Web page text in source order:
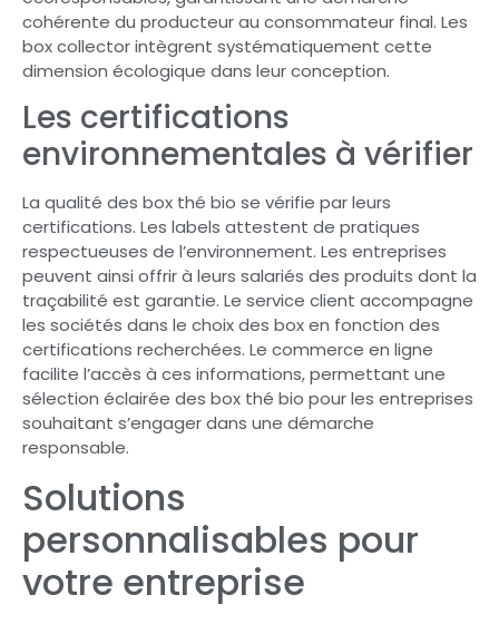
cohérente du producteur au consommateur final. Les
box collector intègrent systématiquement cette
dimension écologique dans leur conception.
Les certifications
environnementales à vérifier
La qualité des box thé bio se vérifie par leurs
certifications. Les labels attestent de pratiques
respectueuses de l’environnement. Les entreprises
peuvent ainsi offrir à leurs salariés des produits dont la
traçabilité est garantie. Le service client accompagne
les sociétés dans le choix des box en fonction des
certifications recherchées. Le commerce en ligne
facilite l’accès à ces informations, permettant une
sélection éclairée des box thé bio pour les entreprises
souhaitant s’engager dans une démarche
responsable.
Solutions
personnalisables pour
votre entreprise